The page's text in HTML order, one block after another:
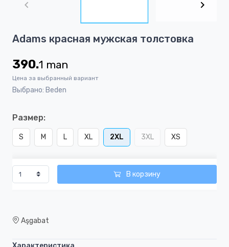
1
4
Adams красная мужская толстовка
390.1 man
Цена за выбранный вариант
Выбрано: Beden
Размер:
S M L XL 2XL 3XL XS
В корзину
Aşgabat